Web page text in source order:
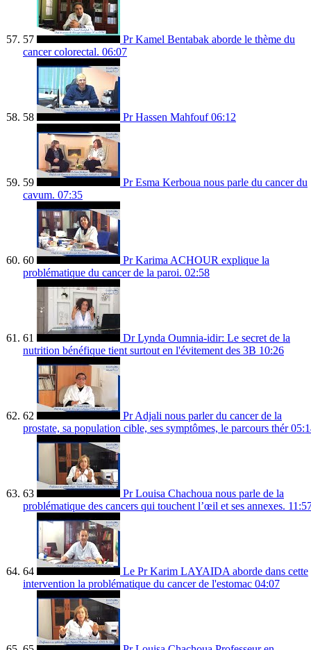
57
Pr Kamel Bentabak aborde le thème du
cancer colorectal. 06:07
58 Pr Hassen Mahfouf 06:12
59
Pr Esma Kerboua nous parle du cancer du
cavum. 07:35
60
Pr Karima ACHOUR explique la
problématique du cancer de la paroi. 02:58
61
Dr Lynda Oumnia-idir: Le secret de la
nutrition bénéfique tient surtout en l'évitement des 3B 10:26
62
Pr Adjali nous parler du cancer de la
prostate, sa population cible, ses symptômes, le parcours thér
63
Pr Louisa Chachoua nous parle de la
problématique des cancers qui touchent l’œil et ses annexes.
64
Le Pr Karim LAYAIDA aborde dans cette
intervention la problématique du cancer de l'estomac 04:07